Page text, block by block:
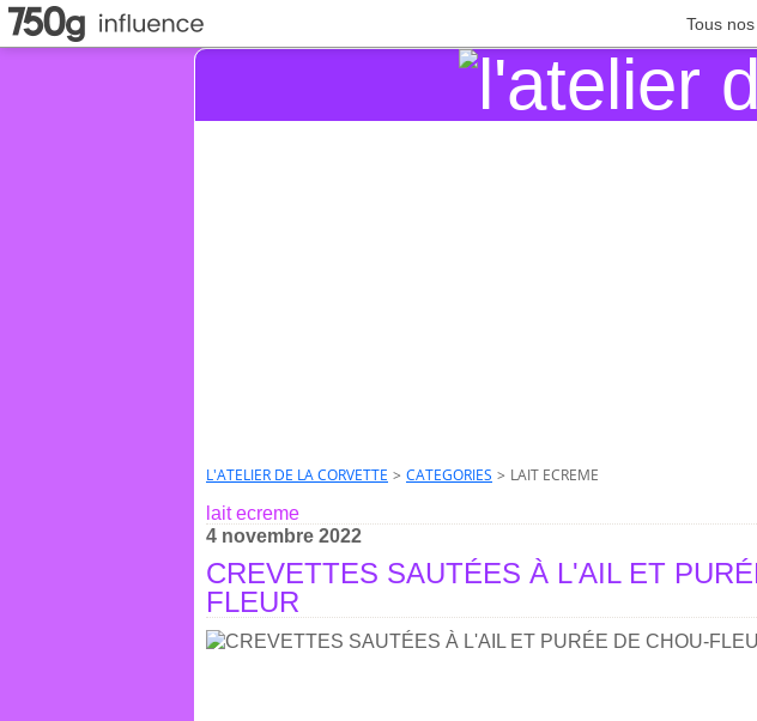
Tous
L'ATELIER DE LA CORVETTE > CATEGORIES > LAIT ECREME
lait ecreme
4 novembre 2022
CREVETTES SAUTÉES À L'AIL ET
FLEUR